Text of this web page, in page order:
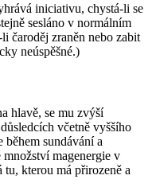
iniciativu, chystá-li se
sesláno v normálním
čaroděj zraněn nebo zabit
neúspěšné.)
hlavě, se mu zvýší
včetně vyššího
během sundávání a
magenergie v
kterou má přirozeně a